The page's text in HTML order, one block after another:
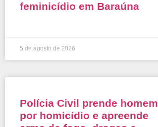
feminicídio em Baraúna
5 de agosto de 2026
Polícia Civil prende homem
por homicídio e apreende